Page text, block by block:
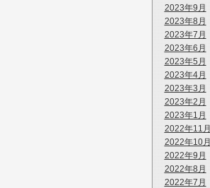
2023年9月
2023年8月
2023年7月
2023年6月
2023年5月
2023年4月
2023年3月
2023年2月
2023年1月
2022年11月
2022年10月
2022年9月
2022年8月
2022年7月